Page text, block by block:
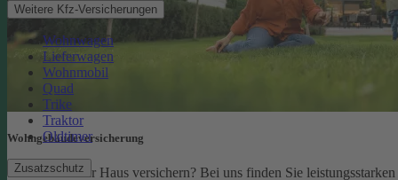
Weitere Kfz-Versicherungen
Wohnwagen
Lieferwagen
Wohnmobil
Quad
Trike
Traktor
Oldtimer
Zusatzschutz
Wohngebäude­versicherung
Sie möchten Ihr Haus versichern? Bei uns finden Sie leistungsstarken